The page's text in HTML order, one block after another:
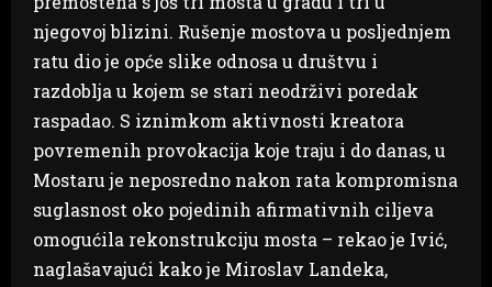
njegovoj blizini. Rušenje mostova u posljednjem
ratu dio je opće slike odnosa u društvu i
razdoblja u kojem se stari neodrživi poredak
raspadao. S iznimkom aktivnosti kreatora
povremenih provokacija koje traju i do danas, u
Mostaru je neposredno nakon rata kompromisna
suglasnost oko pojedinih afirmativnih ciljeva
omogućila rekonstrukciju mosta – rekao je Ivić,
naglašavajući kako je Miroslav Landeka,